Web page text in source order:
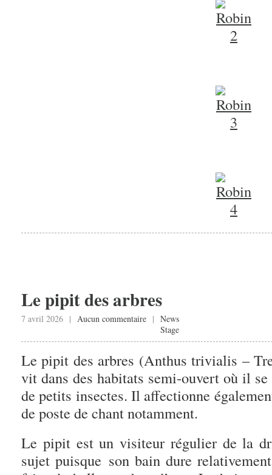
Le pipit des arbres
7 avril 2026 | Aucun commentaire | News
Stage
Le pipit des arbres (Anthus trivialis –
vit dans des habitats semi-ouvert où il
de petits insectes. Il affectionne
de poste de chant notamment.
Le pipit est un visiteur régulier de la
sujet puisque son bain dure